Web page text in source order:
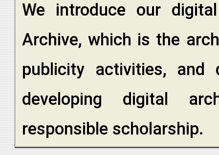
We introduce our
Archive, which is the
publicity activities, and
developing digital
responsible scholarship.